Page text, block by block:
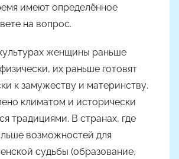
ю
к
имеют определённое
на вопрос.
женщины раньше
их раньше готовят
к замужеству и материнству.
климатом и исторически
традициями. В странах, где
возможностей для
судьбы (образование,